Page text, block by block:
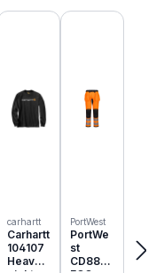
carhartt
Carhartt
104107
Heavyw
PortWest
PortWe
st
CD889